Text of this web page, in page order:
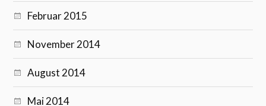
Februar 2015
November 2014
August 2014
Mai 2014